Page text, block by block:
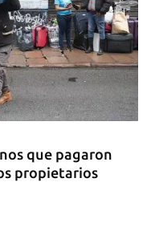
que pagaron
propietarios